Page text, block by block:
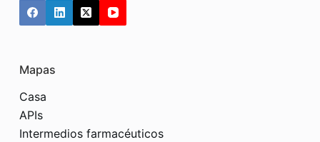
Mapas
Casa
APIs
Intermedios farmacéuticos